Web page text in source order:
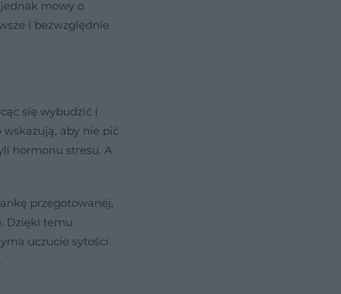
mowy o
i bezwzględnie
się wybudzić i
wskazują, aby nie pić
hormonu stresu. A
przegotowanej,
Dzięki temu
uczucie sytości